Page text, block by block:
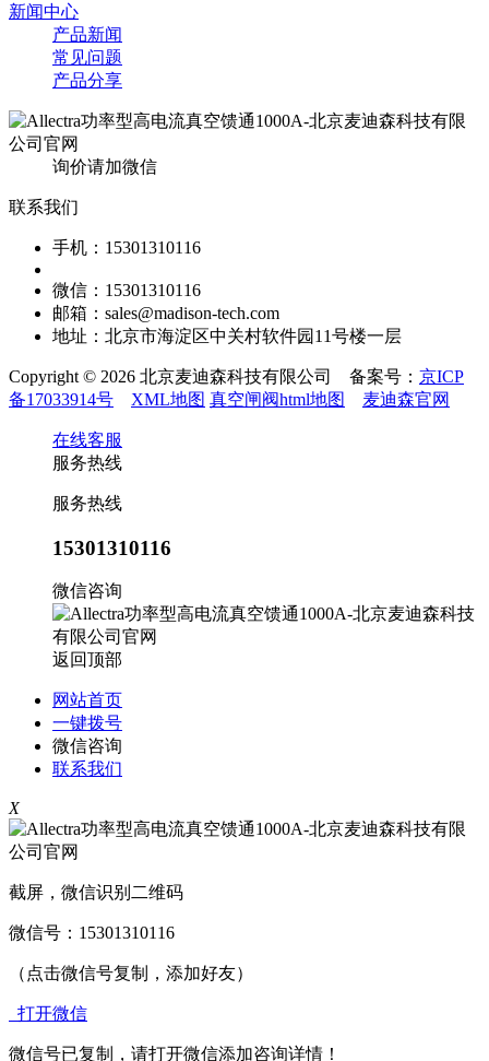
新闻中心
产品新闻
常见问题
产品分享
询价请加微信
联系我们
手机：15301310116
微信：15301310116
邮箱：sales@madison-tech.com
地址：北京市海淀区中关村软件园11号楼一层
Copyright © 2026 北京麦迪森科技有限公司 备案号： 京ICP
备17033914号
XML地图 真空闸阀html地图 麦迪森官网
在线客服
服务热线
服务热线
15301310116
微信咨询
返回顶部
网站首页
一键拨号
微信咨询
联系我们
X
截屏，微信识别二维码
微信号： 15301310116
（点击微信号复制，添加好友）
打开微信
微信号已复制，请打开微信添加咨询详情！